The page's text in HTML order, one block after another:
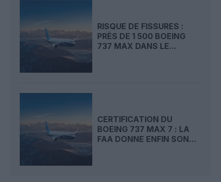
RISQUE DE FISSURES :
PRÈS DE 1 500 BOEING
737 MAX DANS LE...
CERTIFICATION DU
BOEING 737 MAX 7 : LA
FAA DONNE ENFIN SON...